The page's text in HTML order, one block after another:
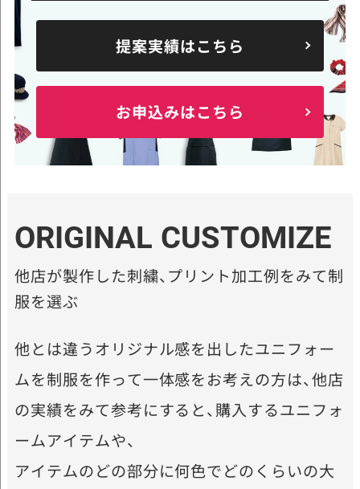
提案実績はこちら
お申込みはこちら
ORIGINAL CUSTOMIZE
他店が製作した刺繍、プリント加工例をみて制
服を選ぶ
他とは違うオリジナル感を出したユニフォー
ムを制服を作って一体感をお考えの方は、他店
の実績をみて参考にすると、購入するユニフォ
ームアイテムや、
アイテムのどの部分に何色でどのくらいの大